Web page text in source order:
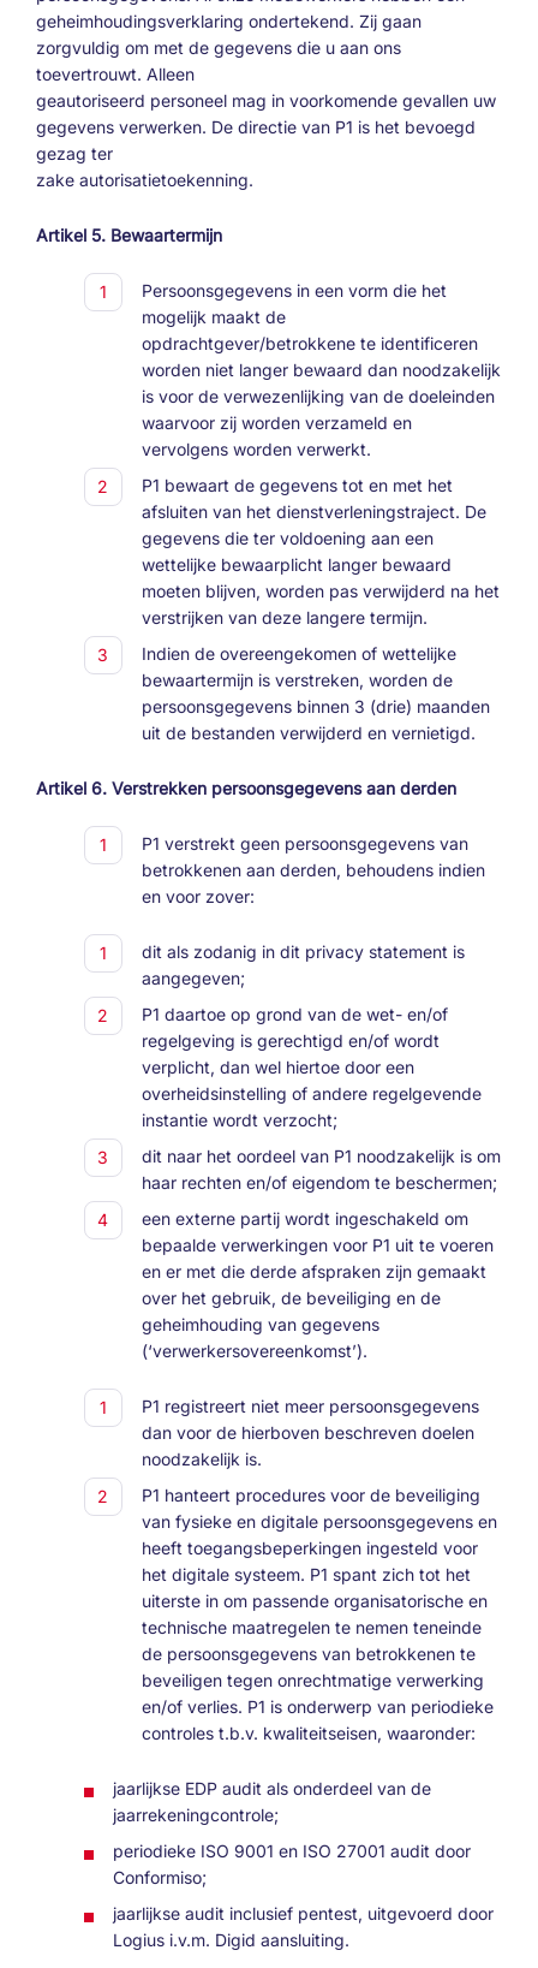
geheimhoudingsverklaring ondertekend. Zij gaan
zorgvuldig om met de gegevens die u aan ons
toevertrouwt. Alleen
geautoriseerd personeel mag in voorkomende gevallen uw
gegevens verwerken. De directie van P1 is het bevoegd
gezag ter
zake autorisatietoekenning.
Artikel 5. Bewaartermijn
Persoonsgegevens in een vorm die het
mogelijk maakt de
opdrachtgever/betrokkene te identificeren
worden niet langer bewaard dan noodzakelijk
is voor de verwezenlijking van de doeleinden
waarvoor zij worden verzameld en
vervolgens worden verwerkt.
P1 bewaart de gegevens tot en met het
afsluiten van het dienstverleningstraject. De
gegevens die ter voldoening aan een
wettelijke bewaarplicht langer bewaard
moeten blijven, worden pas verwijderd na het
verstrijken van deze langere termijn.
Indien de overeengekomen of wettelijke
bewaartermijn is verstreken, worden de
persoonsgegevens binnen 3 (drie) maanden
uit de bestanden verwijderd en vernietigd.
Artikel 6. Verstrekken persoonsgegevens aan derden
P1 verstrekt geen persoonsgegevens van
betrokkenen aan derden, behoudens indien
en voor zover:
dit als zodanig in dit privacy statement is
aangegeven;
P1 daartoe op grond van de wet- en/of
regelgeving is gerechtigd en/of wordt
verplicht, dan wel hiertoe door een
overheidsinstelling of andere regelgevende
instantie wordt verzocht;
dit naar het oordeel van P1 noodzakelijk is om
haar rechten en/of eigendom te beschermen;
een externe partij wordt ingeschakeld om
bepaalde verwerkingen voor P1 uit te voeren
en er met die derde afspraken zijn gemaakt
over het gebruik, de beveiliging en de
geheimhouding van gegevens
(‘verwerkersovereenkomst’).
P1 registreert niet meer persoonsgegevens
dan voor de hierboven beschreven doelen
noodzakelijk is.
P1 hanteert procedures voor de beveiliging
van fysieke en digitale persoonsgegevens en
heeft toegangsbeperkingen ingesteld voor
het digitale systeem. P1 spant zich tot het
uiterste in om passende organisatorische en
technische maatregelen te nemen teneinde
de persoonsgegevens van betrokkenen te
beveiligen tegen onrechtmatige verwerking
en/of verlies. P1 is onderwerp van periodieke
controles t.b.v. kwaliteitseisen, waaronder:
jaarlijkse EDP audit als onderdeel van de
jaarrekeningcontrole;
periodieke ISO 9001 en ISO 27001 audit door
Conformiso;
jaarlijkse audit inclusief pentest, uitgevoerd door
Logius i.v.m. Digid aansluiting.